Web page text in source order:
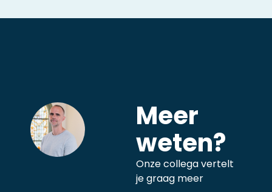
Meer
weten?
Onze collega vertelt
je graag meer